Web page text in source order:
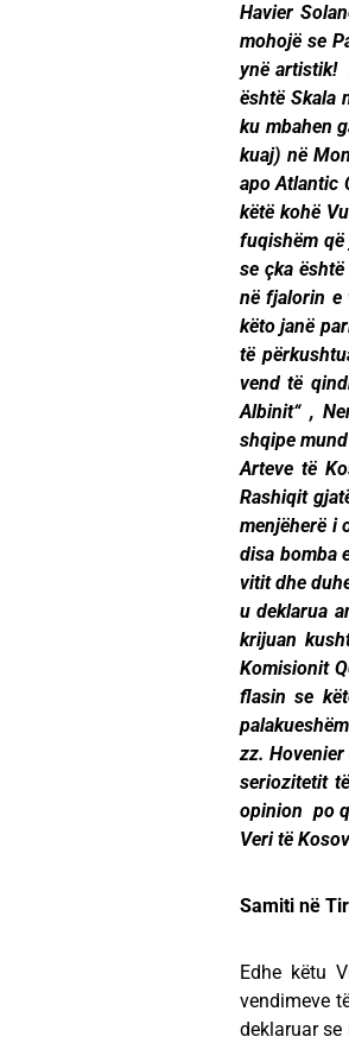
Havier
mohojë se
ynë artistik!
është Skala
ku mbahen
kuaj) në
apo Atlantic
këtë kohë
fuqishëm që
se çka
në fjalorin e
këto janë
të
vend të
Albinit“ ,
shqipe
Arteve të
Rashiqit
menjëherë i
disa bomba
vitit dhe
u deklarua
krijuan
Komisionit
flasin se
zz.
seriozitetit
opinion po
Veri të
Samiti në
Edhe këtu
vendimeve
deklaruar